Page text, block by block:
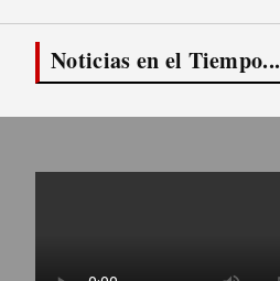
Noticias en el Tiempo...